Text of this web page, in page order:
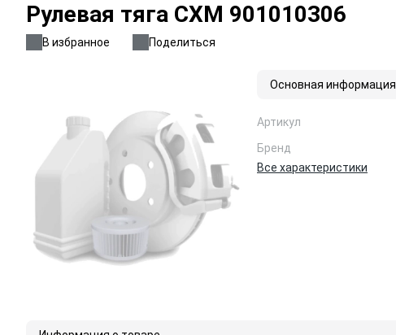
Рулевая тяга CXM 901010306
В избранное Поделиться
Основная информация
Артикул
Бренд
Все характеристики